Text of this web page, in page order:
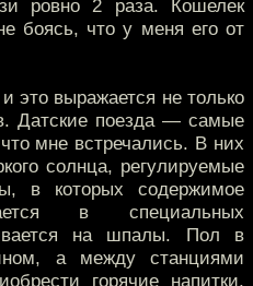
ровно 2 раза. Кошелек
боясь, что у меня его от
это выражается не только
Датские поезда — самые
мне встречались. В них
солнца, регулируемые
в которых содержимое
в специальных
на шпалы. Пол в
а между станциями
горячие напитки,